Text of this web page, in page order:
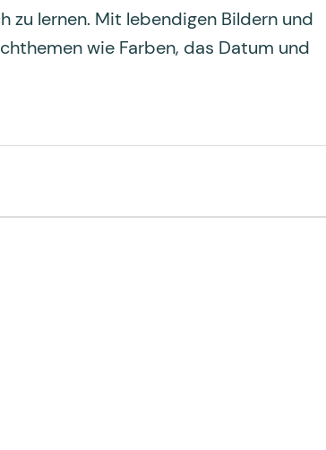
zu lernen. Mit lebendigen Bildern und
wie Farben, das Datum und